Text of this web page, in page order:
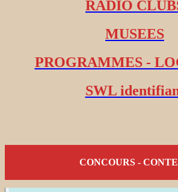
RADIO
MUSEES
PROGRAMMES -
SWL
CONCOURS -